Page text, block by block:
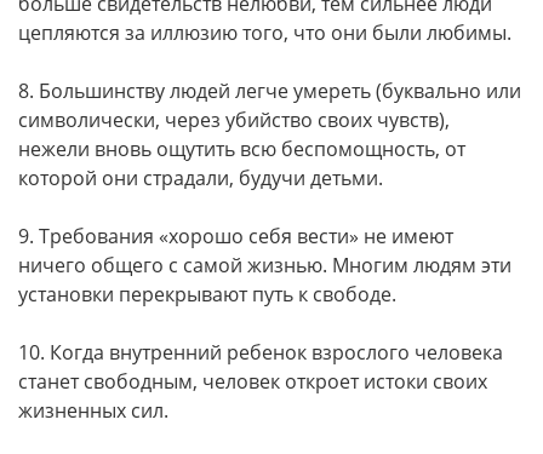
цепляются за иллюзию того, что они были любимы.
8. Большинству людей легче умереть (буквально или
символически, через убийство своих чувств),
нежели вновь ощутить всю беспомощность, от
которой они страдали, будучи детьми.
9. Требования «хорошо себя вести» не имеют
ничего общего с самой жизнью. Многим людям эти
установки перекрывают путь к свободе.
10. Когда внутренний ребенок взрослого человека
станет свободным, человек откроет истоки своих
жизненных сил.